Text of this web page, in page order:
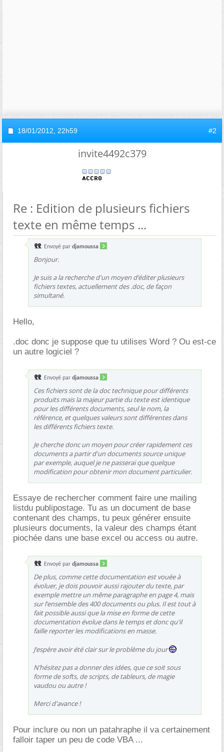
18/01/2012, 22h59 #2
invite4492c379
Re : Edition de plusieurs fichiers
texte en même temps ...
Envoyé par djamoussa
Bonjour.
Je suis a la recherche d'un moyen d’éditer plusieurs
fichiers textes, actuellement des .doc, de façon
simultané.
Hello,
.doc donc je suppose que tu utilises Word ? Ou est-ce
un autre logiciel ?
Envoyé par djamoussa
Ces fichiers sont de la doc technique pour différents
produits mais la majeur partie du texte est identique
pour les différents documents, seul le nom, la
référence, et quelques valeurs sont différentes dans
les différents fichiers texte.
Je cherche donc un moyen pour créer rapidement ces
documents a partir d'un documents source unique
par exemple, auquel je ne passerai que quelque
modification pour obtenir mon document particulier.
Essaye de rechercher comment faire une mailing
listdu publipostage. Tu as un document de base
contenant des champs, tu peux générer ensuite
plusieurs documents, la valeur des champs étant
piochée dans une base excel ou access ou autre.
Envoyé par djamoussa
De plus, comme cette documentation est vouée à
évoluer, je dois pouvoir aussi rajouter du texte, par
exemple mettre un même paragraphe en page 4, mais
sur l’ensemble des 400 documents ou plus. Il est tout à
fait possible aussi que la mise en forme de cette
documentation évolue dans le temps et donc qu'il
faille reporter les modifications en masse.
J’espère avoir été clair sur le problème du jour
N’hésitez pas a donner des idées, que ce soit sous
forme de softs, de scripts, de tableurs, de magie
vaudou ou autre !
Merci d'avance !
Pour inclure ou non un patahraphe il va certainement
falloir taper un peu de code VBA ...